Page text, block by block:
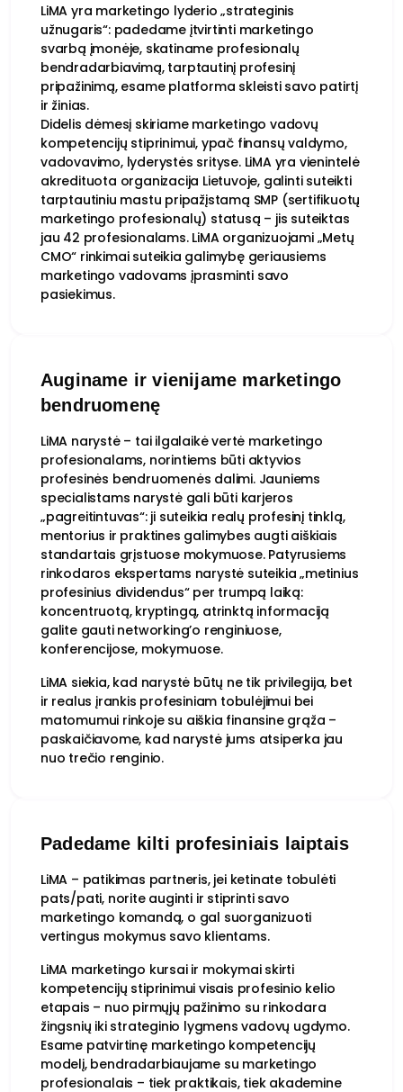
LiMA yra marketingo lyderio „strateginis
užnugaris“: padedame įtvirtinti marketingo
svarbą įmonėje, skatiname profesionalų
bendradarbiavimą, tarptautinį profesinį
pripažinimą, esame platforma skleisti savo patirtį
ir žinias.
Didelis dėmesį skiriame marketingo vadovų
kompetencijų stiprinimui, ypač finansų valdymo,
vadovavimo, lyderystės srityse. LiMA yra vienintelė
akredituota organizacija Lietuvoje, galinti suteikti
tarptautiniu mastu pripažįstamą SMP (sertifikuotų
marketingo profesionalų) statusą – jis suteiktas
jau 42 profesionalams. LiMA organizuojami „Metų
CMO“ rinkimai suteikia galimybę geriausiems
marketingo vadovams įprasminti savo
pasiekimus.
Auginame ir vienijame marketingo
bendruomenę
LiMA narystė – tai ilgalaikė vertė marketingo
profesionalams, norintiems būti aktyvios
profesinės bendruomenės dalimi. Jauniems
specialistams narystė gali būti karjeros
„pagreitintuvas“: ji suteikia realų profesinį tinklą,
mentorius ir praktines galimybes augti aiškiais
standartais grįstuose mokymuose. Patyrusiems
rinkodaros ekspertams narystė suteikia „metinius
profesinius dividendus“ per trumpą laiką:
koncentruotą, kryptingą, atrinktą informaciją
galite gauti networking’o renginiuose,
konferencijose, mokymuose.
LiMA siekia, kad narystė būtų ne tik privilegija, bet
ir realus įrankis profesiniam tobulėjimui bei
matomumui rinkoje su aiškia finansine grąža –
paskaičiavome, kad narystė jums atsiperka jau
nuo trečio renginio.
Padedame kilti profesiniais laiptais
LiMA – patikimas partneris, jei ketinate tobulėti
pats/pati, norite auginti ir stiprinti savo
marketingo komandą, o gal suorganizuoti
vertingus mokymus savo klientams.
LiMA marketingo kursai ir mokymai skirti
kompetencijų stiprinimui visais profesinio kelio
etapais – nuo pirmųjų pažinimo su rinkodara
žingsnių iki strateginio lygmens vadovų ugdymo.
Esame patvirtinę marketingo kompetencijų
modelį, bendradarbiaujame su marketingo
profesionalais – tiek praktikais, tiek akademine